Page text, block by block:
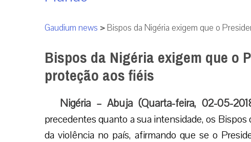
Gaudium news >Bispos da Nigéria exigem que o
Bispos da Nigéria exigem que o
proteção aos fiéis
Nigéria – Abuja (Quarta-feira, 02-05-
precedentes quanto a sua intensidade, os
da violência no país, afirmando que se o